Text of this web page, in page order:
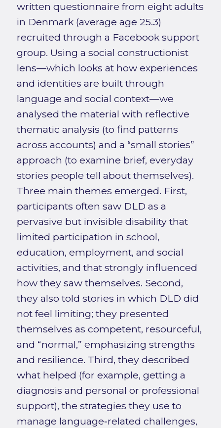
written questionnaire from eight adults
in Denmark (average age 25.3)
recruited through a Facebook support
group. Using a social constructionist
lens—which looks at how experiences
and identities are built through
language and social context—we
analysed the material with reflective
thematic analysis (to find patterns
across accounts) and a “small stories”
approach (to examine brief, everyday
stories people tell about themselves).
Three main themes emerged. First,
participants often saw DLD as a
pervasive but invisible disability that
limited participation in school,
education, employment, and social
activities, and that strongly influenced
how they saw themselves. Second,
they also told stories in which DLD did
not feel limiting; they presented
themselves as competent, resourceful,
and “normal,” emphasizing strengths
and resilience. Third, they described
what helped (for example, getting a
diagnosis and personal or professional
support), the strategies they use to
manage language‑related challenges,